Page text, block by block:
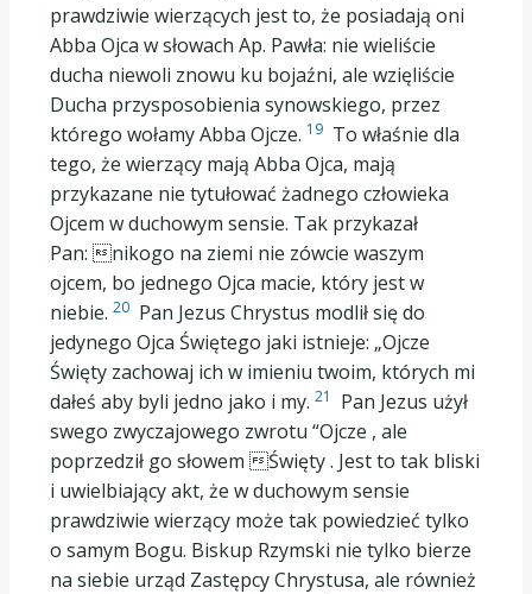
prawdziwie wierzących jest to, że posiadają oni
Abba Ojca w słowach Ap. Pawła: nie wieliście
ducha niewoli znowu ku bojaźni, ale wzięliście
Ducha przysposobienia synowskiego, przez
którego wołamy Abba Ojcze. 19 To właśnie dla
tego, że wierzący mają Abba Ojca, mają
przykazane nie tytułować żadnego człowieka
Ojcem w duchowym sensie. Tak przykazał
Pan: nikogo na ziemi nie zówcie waszym
ojcem, bo jednego Ojca macie, który jest w
niebie. 20 Pan Jezus Chrystus modlił się do
jedynego Ojca Świętego jaki istnieje: „Ojcze
Święty zachowaj ich w imieniu twoim, których mi
dałeś aby byli jedno jako i my. 21
Pan Jezus użył
swego zwyczajowego zwrotu “Ojcze , ale
poprzedził go słowem Święty . Jest to tak bliski
i uwielbiający akt, że w duchowym sensie
prawdziwie wierzący może tak powiedzieć tylko
o samym Bogu. Biskup Rzymski nie tylko bierze
na siebie urząd Zastępcy Chrystusa, ale również